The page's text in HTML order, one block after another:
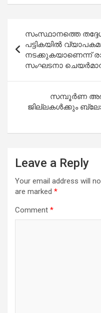
navigation
സംസ്ഥാനത്തെ
പട്ടികയില്‍
നടക്കുകയാണെന്ന്
സംഘടനാ
സമ്പൂർണ
ജില്ലകൾക്കും
Leave a Reply
Your email address will
are marked *
Comment *